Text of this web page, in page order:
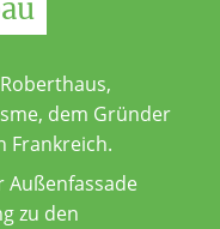
dem Gründer
Frankreich.
Außenfassade
zu den